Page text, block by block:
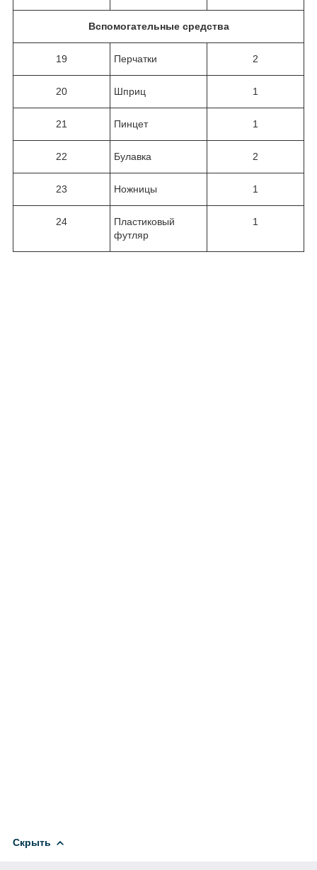
Вспомогательные средства
19 Перчатки 2
20 Шприц 1
21 Пинцет 1
22 Булавка 2
23 Ножницы 1
24
Пластиковый
футляр
1
Скрыть